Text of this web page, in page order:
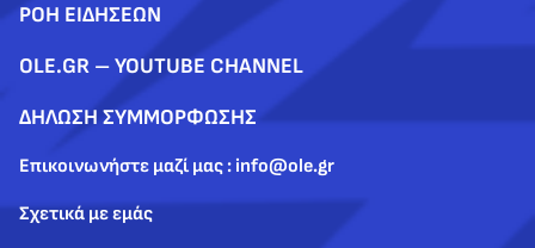
ΡΟΗ ΕΙΔΗΣΕΩΝ
OLE.GR – YOUTUBE CHANNEL
ΔΗΛΩΣΗ ΣΥΜΜΟΡΦΩΣΗΣ
Επικοινωνήστε μαζί μας : info@ole.gr
Σχετικά με εμάς